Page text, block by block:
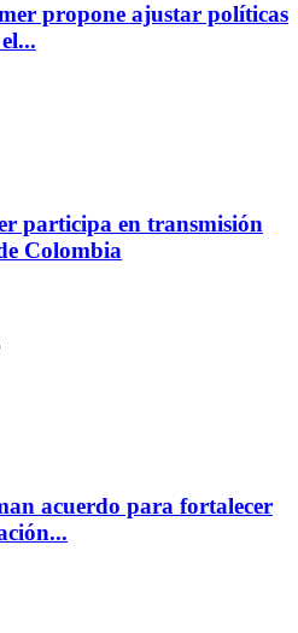
propone ajustar políticas
participa en transmisión
Colombia
acuerdo para fortalecer